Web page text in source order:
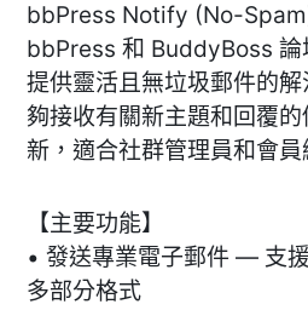
bbPress Notify (No-
bbPress 和 BuddyBoss 論
提供靈活且無垃圾郵件的
夠接收有關新主題和回覆
新，適合社群管理員和會員
【主要功能】
• 發送專業電子郵件 — 支
多部分格式